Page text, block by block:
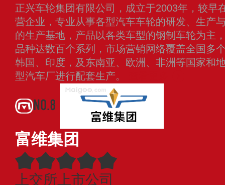
正兴车轮集团有限公司，成立于2003年，较早
营企业，专业从事各型汽车车轮的研发、生产
的生产基地，产品以各类车型的钢制车轮为主
品种达数百个系列，市场营销网络覆盖全国多
韩国、印度，及东南亚、欧洲、非洲等国家和
型汽车厂进行配套生产。
NO.8
富维集团
上交所上市公司